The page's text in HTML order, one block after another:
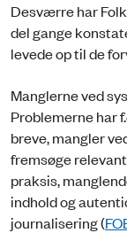
Desværre har
del gange
levede op til de
Manglerne ved
Problemerne har
breve, mangler
fremsøge
praksis,
indhold og
journalisering (